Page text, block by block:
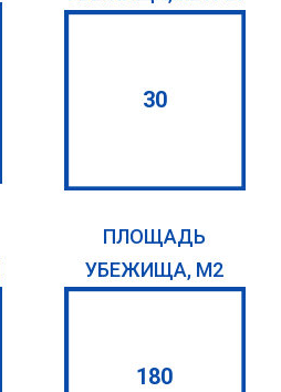
30
ПЛОЩАДЬ
УБЕЖИЩА, М2
180